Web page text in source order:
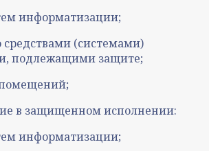
информатизации;
(системами)
подлежащими защите;
в защищенном исполнении:
информатизации;